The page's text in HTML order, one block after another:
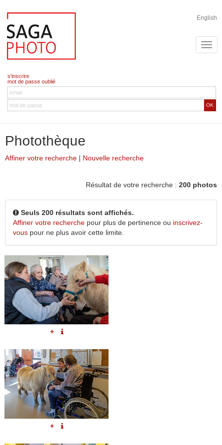
English
s'inscrire
mot de passe oublié
OK
Photothèque
Affiner votre recherche | Nouvelle recherche
Résultat de votre recherche : 200 photos
Seuls 200 résultats sont affichés.
Affiner votre recherche pour plus de pertinence ou inscrivez-
vous pour ne plus avoir cette limite.
+
+